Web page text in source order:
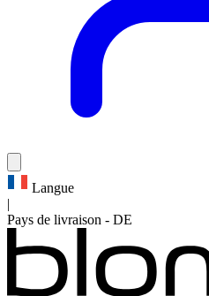
Langue
|
Pays de livraison - DE